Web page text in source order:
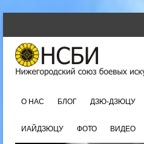
О НАС
БЛОГ ДЗЮ-ДЗЮЦУ
ИАЙДЗЮЦУ ФОТО ВИДЕО